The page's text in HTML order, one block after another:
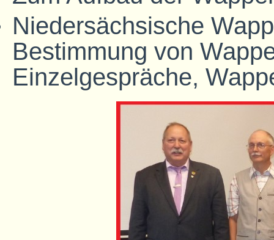
Niedersächsische
Bestimmung von
Einzelgespräche,